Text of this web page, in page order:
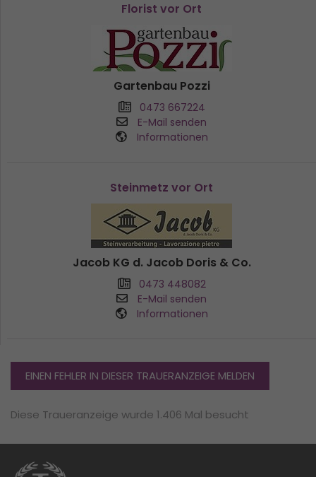
Florist vor Ort
Gartenbau Pozzi
0473 667224
E-Mail senden
Informationen
Steinmetz vor Ort
Jacob KG d. Jacob Doris & Co.
0473 448082
E-Mail senden
Informationen
EINEN FEHLER IN DIESER TRAUERANZEIGE MELDEN
Diese Traueranzeige wurde 1.406 Mal besucht